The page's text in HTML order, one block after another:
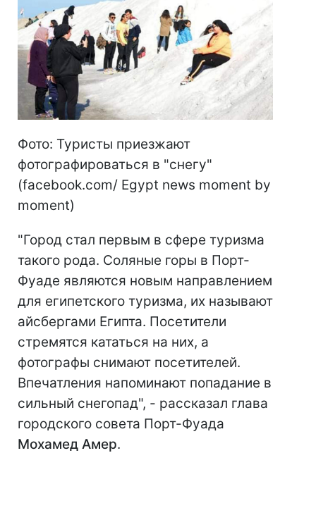
Фото: Туристы приезжают
фотографироваться в "снегу"
(facebook.com/ Egypt news moment by
moment)
"Город стал первым в сфере туризма
такого рода. Соляные горы в Порт-
Фуаде являются новым направлением
для египетского туризма, их называют
айсбергами Египта. Посетители
стремятся кататься на них, а
фотографы снимают посетителей.
Впечатления напоминают попадание в
сильный снегопад", - рассказал глава
городского совета Порт-Фуада
Мохамед Амер.